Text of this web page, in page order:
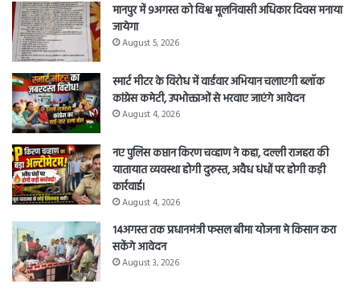
मानपुर में 9अगस्त को विश्व मूलनिवासी अधिकार दिवस मनाया
जायेगा
August 5, 2026
स्मार्ट मीटर के विरोध में वार्डवार अभियान चलाएगी ब्लॉक
कांग्रेस कमेटी, उपभोक्ताओं से भरवाए जाएंगे आवेदन
August 4, 2026
नए पुलिस कप्तान किरण चव्हाण ने कहा, दल्ली राजहरा की
यातायात व्यवस्था होगी दुरुस्त, अवैध धंधों पर होगी कड़ी
कार्रवाई।
August 4, 2026
14अगस्त तक प्रधानमंत्री फसल बीमा योजना मे किसान करा
सकेंगे आवेदन
August 3, 2026